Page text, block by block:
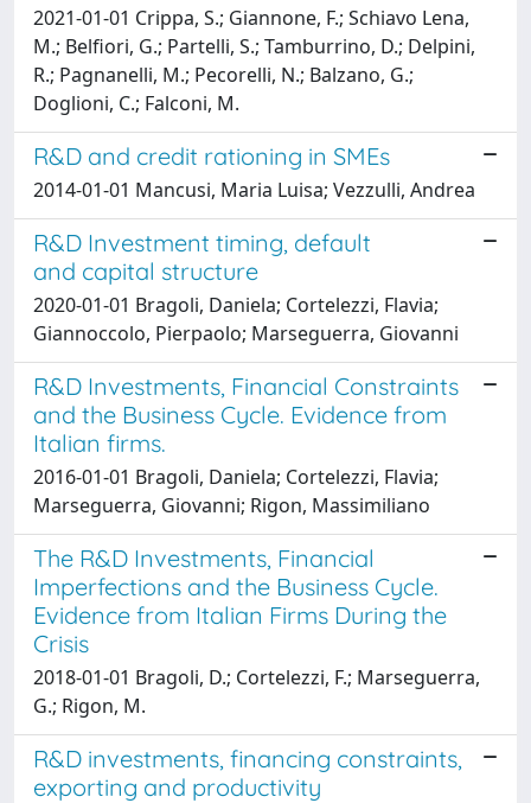
2021-01-01 Crippa, S.; Giannone, F.; Schiavo Lena,
M.; Belfiori, G.; Partelli, S.; Tamburrino, D.; Delpini,
R.; Pagnanelli, M.; Pecorelli, N.; Balzano, G.;
Doglioni, C.; Falconi, M.
R&D and credit rationing in SMEs
2014-01-01 Mancusi, Maria Luisa; Vezzulli, Andrea
R&D Investment timing, default
and capital structure
2020-01-01 Bragoli, Daniela; Cortelezzi, Flavia;
Giannoccolo, Pierpaolo; Marseguerra, Giovanni
R&D Investments, Financial Constraints
and the Business Cycle. Evidence from
Italian firms.
2016-01-01 Bragoli, Daniela; Cortelezzi, Flavia;
Marseguerra, Giovanni; Rigon, Massimiliano
The R&D Investments, Financial
Imperfections and the Business Cycle.
Evidence from Italian Firms During the
Crisis
2018-01-01 Bragoli, D.; Cortelezzi, F.; Marseguerra,
G.; Rigon, M.
R&D investments, financing constraints,
exporting and productivity